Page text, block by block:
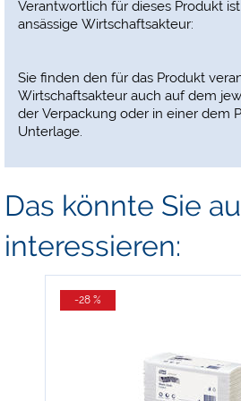
Verantwortlich für dieses Produkt
ansässige Wirtschaftsakteur:
Sie finden den für das Produkt
Wirtschaftsakteur auch auf dem
der Verpackung oder in einer dem
Unterlage.
Das könnte Sie
interessieren:
-28 %